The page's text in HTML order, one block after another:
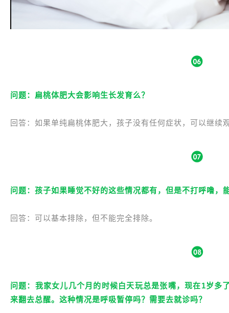
问题：扁桃体肥大会影响生长发育么？
回答：如果单纯扁桃体肥大，孩子没有任何症状，可以继续
问题：孩子如果睡觉不好的这些情况都有，但是不打呼噜，
回答：可以基本排除，但不能完全排除。
问题：我家女儿几个月的时候白天玩总是张嘴，现在1岁多
来翻去总醒。这种情况是呼吸暂停吗？需要去就诊吗？